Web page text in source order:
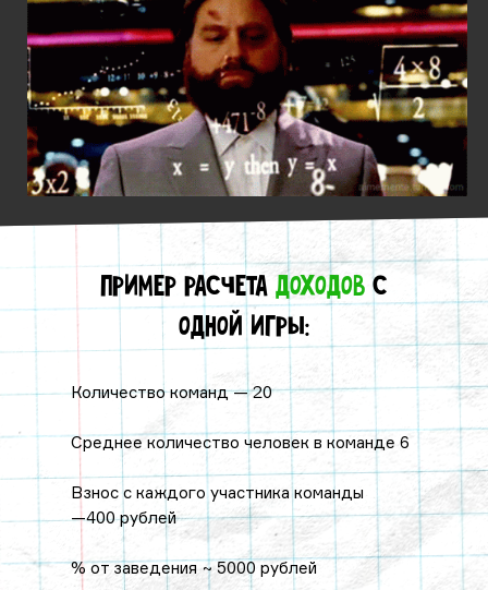
Количество команд — 20
Среднее количество человек в команде 6
Взнос с каждого участника команды
—400 рублей
% от заведения ~ 5000 рублей
Пример расчета доходов с
одной игры: